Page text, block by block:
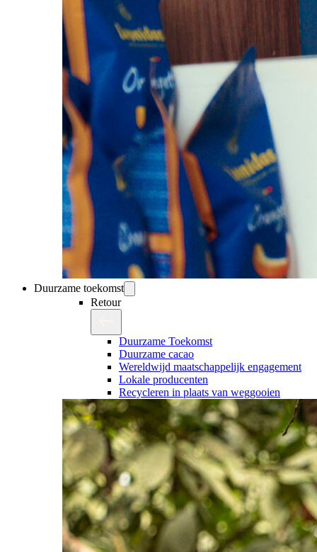
Duurzame toekomst
Retour
Duurzame Toekomst
Duurzame cacao
Wereldwijd maatschappelijk engagement
Lokale producenten
Recycleren in plaats van weggooien